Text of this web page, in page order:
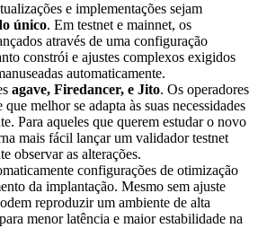
e implementações sejam
único. Em testnet e mainnet, os
através de uma configuração
constrói e ajustes complexos exigidos
automaticamente.
agave, Firedancer, e Jito. Os operadores
melhor se adapta às suas necessidades
Para aqueles que querem estudar o novo
mais fácil lançar um validador testnet
observar as alterações.
configurações de otimização
da implantação. Mesmo sem ajuste
reproduzir um ambiente de alta
menor latência e maior estabilidade na